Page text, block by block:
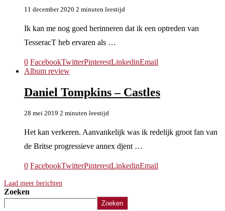
11 december 2020 2 minuten leestijd
Ik kan me nog goed herinneren dat ik een optreden van
TesseracT heb ervaren als …
0 FacebookTwitterPinterestLinkedinEmail
Album review
Daniel Tompkins – Castles
28 mei 2019 2 minuten leestijd
Het kan verkeren. Aanvankelijk was ik redelijk groot fan van
de Britse progressieve annex djent …
0 FacebookTwitterPinterestLinkedinEmail
Laad meer berichten
Zoeken
Zoeken